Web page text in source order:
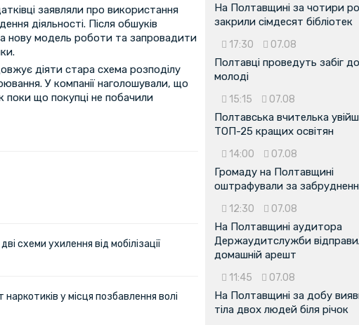
заявляли про використання
діяльності. Після обшуків
нову модель роботи та запровадити
діяти стара схема розподілу
У компанії наголошували, що
поки що покупці не побачили
схеми ухилення від мобілізації
у місця позбавлення волі
На Полтавщині за чотири
закрили сімдесят бібліотек
17:30 07.08
Полтавці проведуть забіг
молоді
15:15 07.08
Полтавська вчителька
ТОП-25 кращих освітян
14:00 07.08
Громаду на Полтавщині
оштрафували за
12:30 07.08
На Полтавщині аудитора
Держаудитслужби
домашній арешт
11:45 07.08
На Полтавщині за добу
тіла двох людей біля річок